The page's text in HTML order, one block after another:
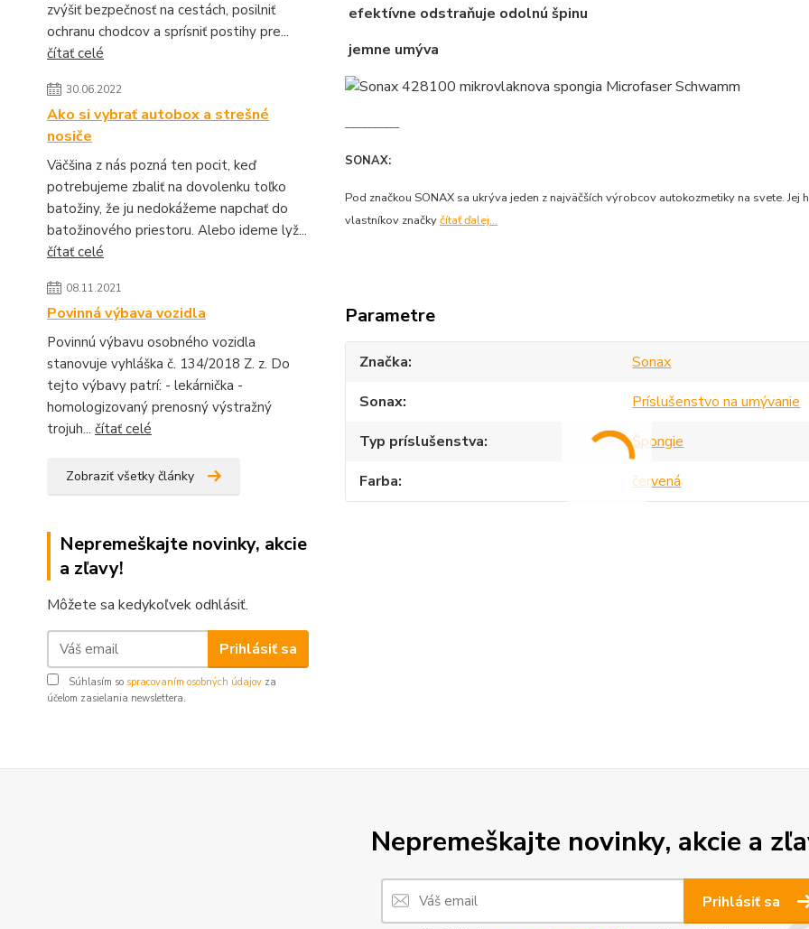
zvýšiť bezpečnosť na cestách, posilniť
ochranu chodcov a sprísniť postihy pre...
čítať celé
30.06.2022
Ako si vybrať autobox a strešné
nosiče
Väčšina z nás pozná ten pocit, keď
potrebujeme zbaliť na dovolenku toľko
batožiny, že ju nedokážeme napchať do
batožinového priestoru. Alebo ideme lyž...
čítať celé
08.11.2021
Povinná výbava vozidla
Povinnú výbavu osobného vozidla
stanovuje vyhláška č. 134/2018 Z. z. Do
tejto výbavy patrí: - lekárnička -
homologizovaný prenosný výstražný
trojuh... čítať celé
Zobraziť všetky články
Nepremeškajte novinky, akcie
a zľavy!
Môžete sa kedykoľvek odhlásiť.
Prihlásiť sa
Súhlasím so spracovaním osobných údajov za
účelom zasielania newslettera.
efektívne odstraňuje odolnú špinu
jemne umýva
__________
SONAX:
Pod značkou SONAX sa ukrýva jeden z najväčších výrobcov autokozmetiky na svete.
vlastníkov značkyčítať ďalej...
Parametre
Značka
Sonax
Sonax
Príslušenstvo na umývanie
Typ príslušenstva
Špongie
Farba
červená
Nepremeškajte novinky, akcie a
Prihlásiť sa